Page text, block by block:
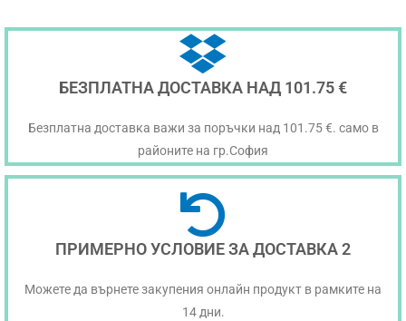
БЕЗПЛАТНА ДОСТАВКА НАД 101.75 €
Безплатна доставка важи за поръчки над 101.75 €. само в
районите на гр.София
ПРИМЕРНО УСЛОВИЕ ЗА ДОСТАВКА 2
Можете да върнете закупения онлайн продукт в рамките на
14 дни.